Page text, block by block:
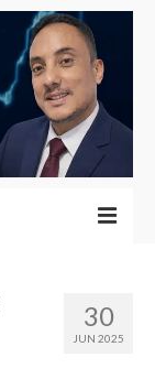
30
JUN 2025